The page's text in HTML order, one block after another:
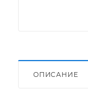
ОПИСАНИЕ